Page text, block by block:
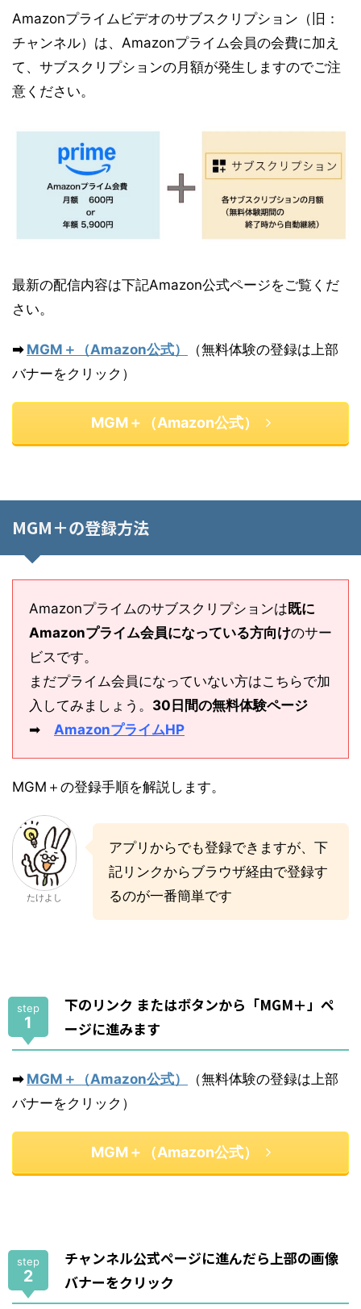
Amazonプライムビデオのサブスクリプション（旧：
チャンネル）は、Amazonプライム会員の会費に加え
て、サブスクリプションの月額が発生しますのでご注
意ください。
最新の配信内容は下記Amazon公式ページをご覧くだ
さい。
➡ MGM＋（Amazon公式）
（無料体験の登録は上部
バナーをクリック）
MGM＋（Amazon公式）
MGM＋の登録方法
Amazonプライムのサブスクリプションは既に
Amazonプライム会員になっている方向けのサー
ビスです。
まだプライム会員になっていない方はこちらで加
入してみましょう。 30日間の無料体験ページ
➡ AmazonプライムHP
MGM＋の登録手順を解説します。
たけよし
アプリからでも登録できますが、下
記リンクからブラウザ経由で登録す
るのが一番簡単です
step
1
下のリンク またはボタンから「MGM＋」ペ
ージに進みます
➡ MGM＋（Amazon公式）
（無料体験の登録は上部
バナーをクリック）
MGM＋（Amazon公式）
step
2
チャンネル公式ページに進んだら上部の画像
バナーをクリック